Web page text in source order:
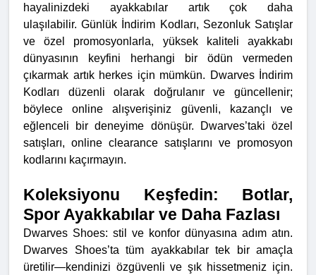
hayalinizdeki ayakkabılar artık çok daha
ulaşılabilir.Günlük İndirim Kodları, Sezonluk Satışlar
ve özel promosyonlarla, yüksek kaliteli ayakkabı
dünyasının keyfini herhangi bir ödün vermeden
çıkarmak artık herkes için mümkün. Dwarves İndirim
Kodları düzenli olarak doğrulanır ve güncellenir;
böylece online alışverişiniz güvenli, kazançlı ve
eğlenceli bir deneyime dönüşür. Dwarves’taki özel
satışları, online clearance satışlarını ve promosyon
kodlarını kaçırmayın.
Koleksiyonu Keşfedin: Botlar,
Spor Ayakkabılar ve Daha Fazlası
Dwarves Shoes: stil ve konfor dünyasına adım atın.
Dwarves Shoes’ta tüm ayakkabılar tek bir amaçla
üretilir—kendinizi özgüvenli ve şık hissetmeniz için.